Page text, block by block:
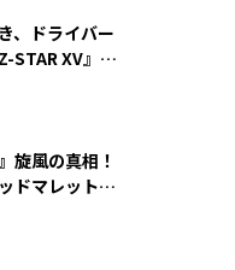
、ドライバー
STAR XV』を
旋風の真相！
ドマレットが